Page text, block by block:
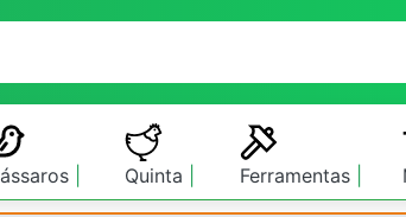
Quinta Ferramentas